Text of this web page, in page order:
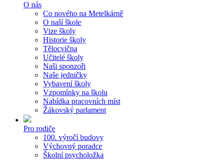
O nás
Co nového na Metelkárně
O naší škole
Vize školy
Historie školy
Tělocvična
Učitelé školy
Naši sponzoři
Naše jedničky
Vybavení školy
Vzpomínky na školu
Nabídka pracovních míst
Žákovský parlament
Pro rodiče
100. výročí budovy
Výchovný poradce
Školní psycholožka